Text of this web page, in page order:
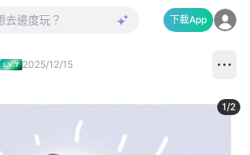
下載App
2025/12/15
1/2